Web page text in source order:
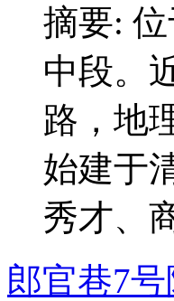
摘要:
中段。
路，地
始建于
秀才、
郎官巷7